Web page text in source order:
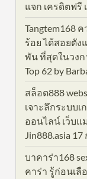
แจก เครดิตฟรี
Tangtem168
ร้อย ได้สอยตั
พัน ที่สุดในวง
Top 62 by
สล็อต888
เจาะลึกระบบ
ออนไลน์ เว็บแ
Jin888.asia
บาคาร่า168
คาร่า รู้ก่อนเลื